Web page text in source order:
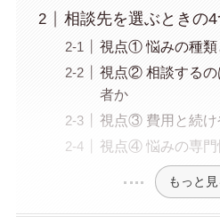
相談先を選ぶときの
視点① 悩みの種類
視点② 相談するの
者か
視点③ 費用と続け
視点④ 悩みの専門
もっと見